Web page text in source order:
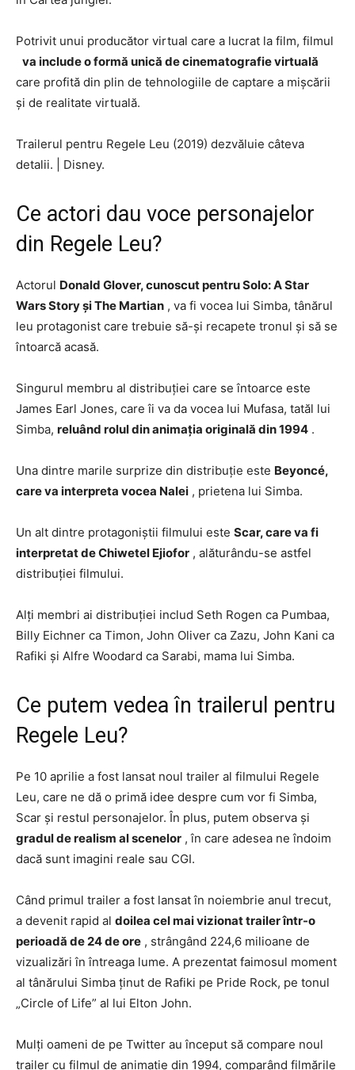
Potrivit unui producător virtual care a lucrat la film, filmul
va include o formă unică de cinematografie virtuală
care profită din plin de tehnologiile de captare a mișcării
și de realitate virtuală.
Trailerul pentru Regele Leu (2019) dezvăluie câteva
detalii.
Disney.
Ce actori dau voce personajelor
din Regele Leu?
Actorul Donald Glover, cunoscut pentru Solo: A Star
Wars Story și The Martian , va fi vocea lui Simba, tânărul
leu protagonist care trebuie să-și recapete tronul și să se
întoarcă acasă.
Singurul membru al distribuției care se întoarce este
James Earl Jones, care îi va da vocea lui Mufasa, tatăl lui
Simba, reluând rolul din animația originală din 1994 .
Una dintre marile surprize din distribuție este Beyoncé,
care va interpreta vocea Nalei , prietena lui Simba.
Un alt dintre protagoniștii filmului este Scar, care va fi
interpretat de Chiwetel Ejiofor , alăturându-se astfel
distribuției filmului.
Alți membri ai distribuției includ Seth Rogen ca Pumbaa,
Billy Eichner ca Timon, John Oliver ca Zazu, John Kani ca
Rafiki și Alfre Woodard ca Sarabi, mama lui Simba.
Ce putem vedea în trailerul pentru
Regele Leu?
Pe 10 aprilie a fost lansat noul trailer al filmului Regele
Leu, care ne dă o primă idee despre cum vor fi Simba,
Scar și restul personajelor. În plus, putem observa și
gradul de realism al scenelor , în care adesea ne îndoim
dacă sunt imagini reale sau CGI.
Când primul trailer a fost lansat în noiembrie anul trecut,
a devenit rapid al doilea cel mai vizionat trailer într-o
perioadă de 24 de ore , strângând 224,6 milioane de
vizualizări în întreaga lume. A prezentat faimosul moment
al tânărului Simba ținut de Rafiki pe Pride Rock, pe tonul
„Circle of Life” al lui Elton John.
Mulți oameni de pe Twitter au început să compare noul
trailer cu filmul de animație din 1994, comparând filmările